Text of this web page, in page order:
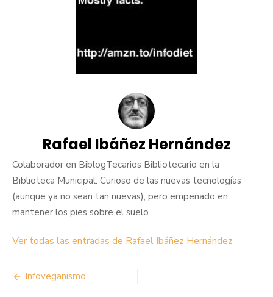
Rafael Ibáñez Hernández
Colaborador en BiblogTecarios Bibliotecario en la
Biblioteca Municipal. Curioso de las nuevas tecnologías
(aunque ya no sean tan nuevas), pero empeñado en
mantener los pies sobre el suelo.
Ver todas las entradas de Rafael Ibáñez Hernández
Navegación
Infoveganismo